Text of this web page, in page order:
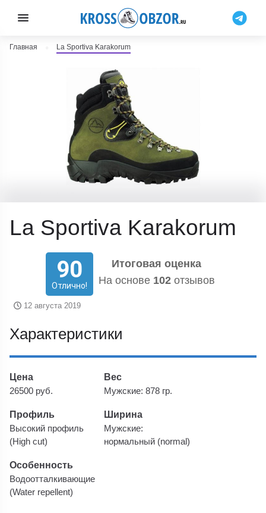
Главная La Sportiva Karakorum
La Sportiva Karakorum
90
Отлично!
Итоговая оценка
На основе 102отзывов
12 августа 2019
Характеристики
Цена
26500 руб.
Вес
Мужские: 878 гр.
Профиль
Высокий профиль
(High cut)
Ширина
Мужские:
нормальный (normal)
Особенность
Водоотталкивающие
(Water repellent)